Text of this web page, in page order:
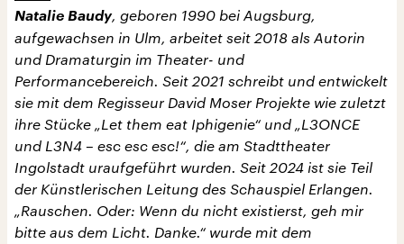
Natalie Baudy, geboren 1990 bei Augsburg,
aufgewachsen in Ulm, arbeitet seit 2018 als Autorin
und Dramaturgin im Theater- und
Performancebereich. Seit 2021 schreibt und entwickelt
sie mit dem Regisseur David Moser Projekte wie zuletzt
ihre Stücke „Let them eat Iphigenie“ und „L3ONCE
und L3N4 – esc esc esc!“, die am Stadttheater
Ingolstadt uraufgeführt wurden. Seit 2024 ist sie Teil
der Künstlerischen Leitung des Schauspiel Erlangen.
„Rauschen. Oder: Wenn du nicht existierst, geh mir
bitte aus dem Licht. Danke.“ wurde mit dem